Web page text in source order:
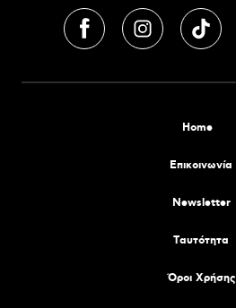
Home
Επικοινωνία
Newsletter
Tαυτότητα
Όροι Χρήσης